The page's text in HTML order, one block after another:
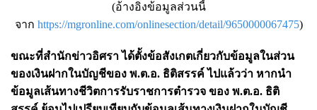
(อ้างอิงข้อมูลส่วนนี้
จาก https://mgronline.com/onlinesection/detail/9650000067475)
ขณะที่สำนักข่าวอิศรา ได้ตั้งข้อสังเกตเกี่ยวกับข้อมูลในส่วน
ของเงินฝากในบัญชีของ พ.ต.อ. ธิติสรรค์ ไปแล้วว่า หากนำ
ข้อมูลเส้นทางชีวิตการรับราชการตำรวจ ของ พ.ต.อ. ธิติ